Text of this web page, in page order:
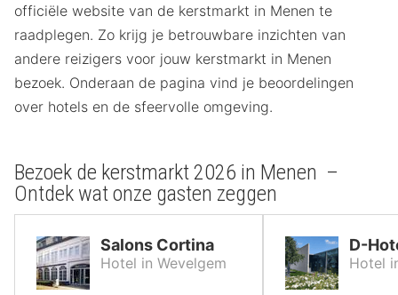
officiële website van de kerstmarkt in Menen te
raadplegen. Zo krijg je betrouwbare inzichten van
andere reizigers voor jouw kerstmarkt in Menen
bezoek. Onderaan de pagina vind je beoordelingen
over hotels en de sfeervolle omgeving.
Bezoek de kerstmarkt 2026 in Menen –
Ontdek wat onze gasten zeggen
Salons Cortina
Hotel in Wevelgem
D-
Hotel